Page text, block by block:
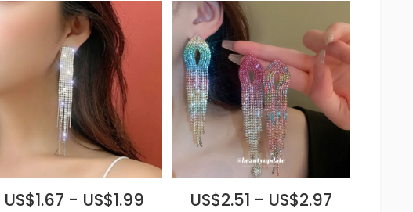
US$1.67 - US$1.99 US$2.51 - US$2.97